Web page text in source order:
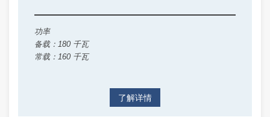
功率
备载：180 千瓦
常载：160 千瓦
了解详情